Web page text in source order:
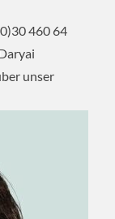
460 64
unser